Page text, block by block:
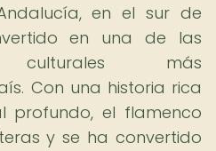
en el sur de
en una de las
culturales más
Con una historia rica
profundo, el flamenco
y se ha convertido